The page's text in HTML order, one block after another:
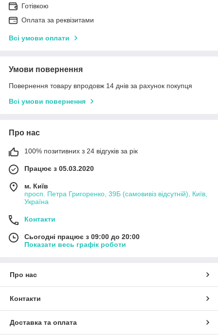
Готівкою
Оплата за реквізитами
Всі умови оплати
Умови повернення
Повернення товару впродовж 14 днів за рахунок покупця
Всі умови повернення
Про нас
100% позитивних з 24 відгуків за рік
Працює з 05.03.2020
м. Київ
просп. Петра Григоренко, 39Б (самовивіз відсутній), Київ,
Україна
Контакти
Сьогодні працює з 09:00 до 20:00
Показати весь графік роботи
Про нас
Контакти
Доставка та оплата